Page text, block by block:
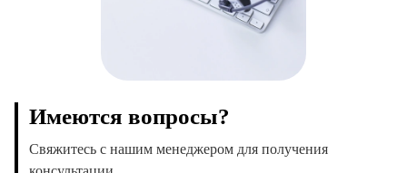
Имеются вопросы?
Свяжитесь с нашим менеджером для получения